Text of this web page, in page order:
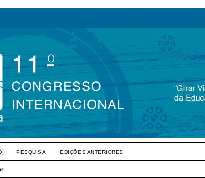
PESQUISA EDIÇÕES ANTERIORES